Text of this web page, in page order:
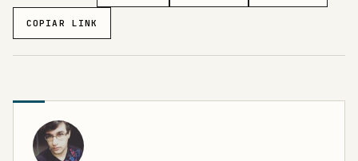
COPIAR LINK